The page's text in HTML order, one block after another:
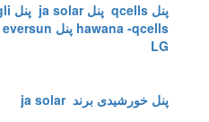
پنل qcells
پنل ja solar پنل yingli
hawana -qcells پنل osda eversun
LG
پنل خورشیدی برند ja solar